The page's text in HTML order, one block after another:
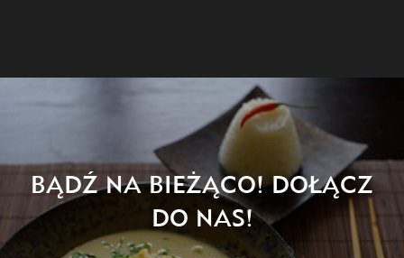
BĄDŹ NA BIEŻĄCO! DOŁĄCZ
DO NAS!